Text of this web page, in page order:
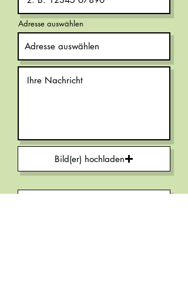
Adresse auswählen
Bild(er) hochladen